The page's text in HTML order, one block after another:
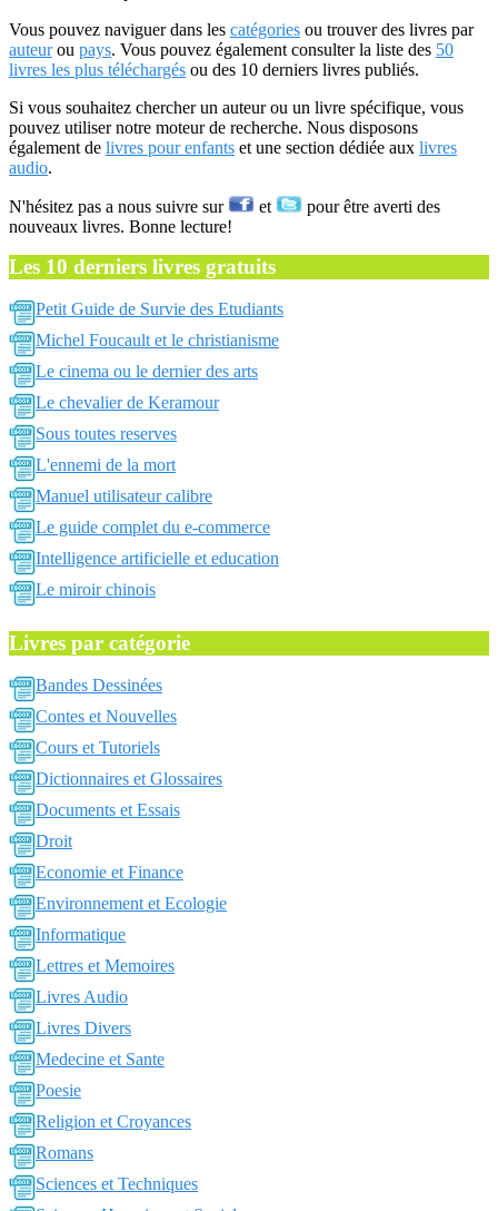
Vous pouvez naviguer dans les catégories ou trouver des livres par
auteurou pays. Vous pouvez également consulter la liste des 50
livres les plus téléchargés ou des 10 derniers livres publiés.
Si vous souhaitez chercher un auteur ou un livre spécifique, vous
pouvez utiliser notre moteur de recherche. Nous disposons
également de livres pour enfants et une section dédiée aux livres
audio.
N'hésitez pas a nous suivre sur et
pour être averti des
nouveaux livres. Bonne lecture!
Les 10 derniers livres gratuits
Petit Guide de Survie des Etudiants
Michel Foucault et le christianisme
Le cinema ou le dernier des arts
Le chevalier de Keramour
Sous toutes reserves
L'ennemi de la mort
Manuel utilisateur calibre
Le guide complet du e-commerce
Intelligence artificielle et education
Le miroir chinois
Livres par catégorie
Bandes Dessinées
Contes et Nouvelles
Cours et Tutoriels
Dictionnaires et Glossaires
Documents et Essais
Droit
Economie et Finance
Environnement et Ecologie
Informatique
Lettres et Memoires
Livres Audio
Livres Divers
Medecine et Sante
Poesie
Religion et Croyances
Romans
Sciences et Techniques